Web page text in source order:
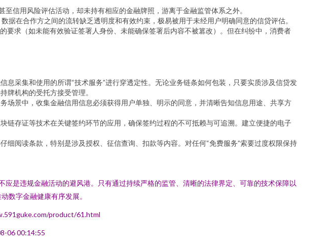
信用风险评估活动，却未持有相应的金融牌照，游离于金融监管体系之外。
据在合作方之间的流转缺乏透明度和有效约束，极易被用于未经用户明确同意的信贷评估。
要求（如未能有效验证签署人身份、未能确保签署后内容不被篡改）。但在纠纷中，消费者
息采集和使用的所谓“技术服务”进行穿透定性。无论业务链条如何包装，只要实质涉及信贷发
牌机构的受托方接受管理。
场景中，收集金融信用信息必须获得用户单独、明示的同意，并清晰告知信息用途、共享方
链存证等技术在关键签约环节的应用，确保签约过程的不可抵赖与可追溯。建立便捷的电子
细阅读条款，特别是涉及授权、征信查询、扣款等内容。对任何“免费服务”索要过度权限保持
是违规金融活动的避风港。只有通过持续严格的监管、清晰的法律界定、可靠的技术保障以
数字金融健康有序发展。
product/61.html
06 00:14:55